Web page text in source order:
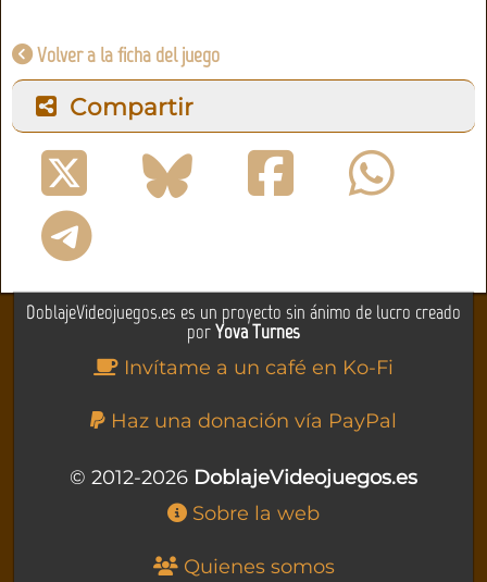
Volver a la ficha del juego
Compartir
DoblajeVideojuegos.es es un proyecto sin ánimo de lucro creado
porYova Turnes
Invítame a un café en Ko-Fi
Haz una donación vía PayPal
© 2012-2026 DoblajeVideojuegos.es
Sobre la web
Quienes somos